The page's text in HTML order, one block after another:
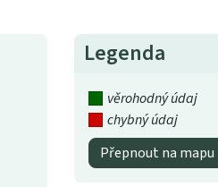
Legenda
věrohodný údaj
chybný údaj
Přepnout na